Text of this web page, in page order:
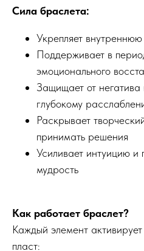
Сила браслета:
Укрепляет
Поддерживает в
эмоционального
Защищает от негатива
глубокому
Раскрывает
принимать решения
Усиливает интуицию
мудрость
Как работает браслет?
Каждый элемент
пласт: